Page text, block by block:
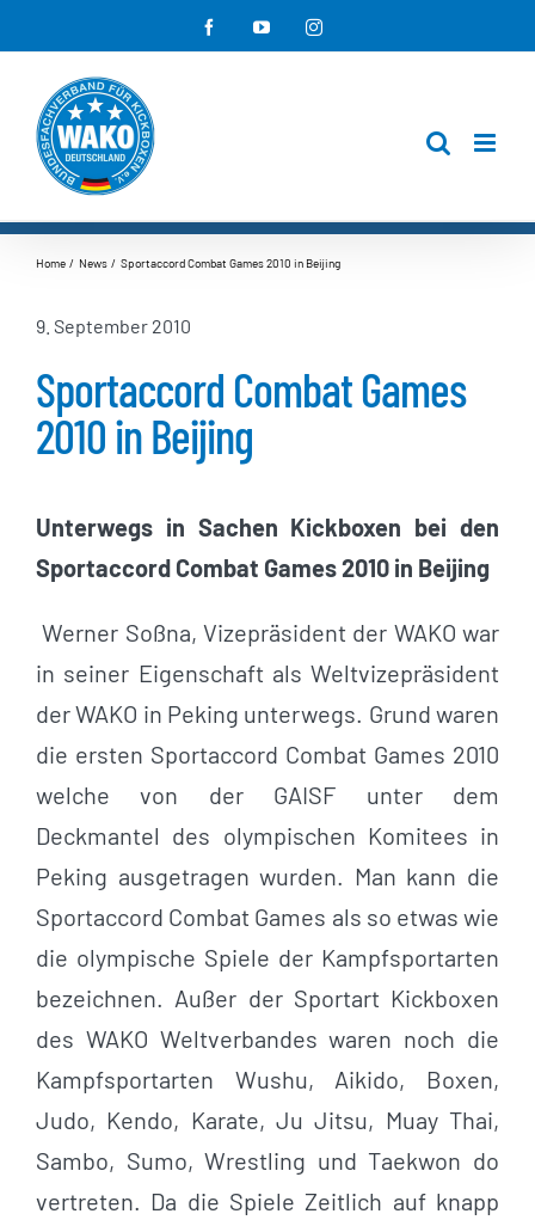
Inhalt
springen
FacebookYouTubeInstagram
Home News Sportaccord Combat Games 2010 in Beijing
9. September 2010
Sportaccord Combat Games
2010 in Beijing
Unterwegs in Sachen Kickboxen bei den
Sportaccord Combat Games 2010 in Beijing
Werner Soßna, Vizepräsident der WAKO war
in seiner Eigenschaft als Weltvizepräsident
der WAKO in Peking unterwegs. Grund waren
die ersten Sportaccord Combat Games 2010
welche von der GAISF unter dem
Deckmantel des olympischen Komitees in
Peking ausgetragen wurden. Man kann die
Sportaccord Combat Games als so etwas wie
die olympische Spiele der Kampfsportarten
bezeichnen. Außer der Sportart Kickboxen
des WAKO Weltverbandes waren noch die
Kampfsportarten Wushu, Aikido, Boxen,
Judo, Kendo, Karate, Ju Jitsu, Muay Thai,
Sambo, Sumo, Wrestling und Taekwon do
vertreten. Da die Spiele Zeitlich auf knapp